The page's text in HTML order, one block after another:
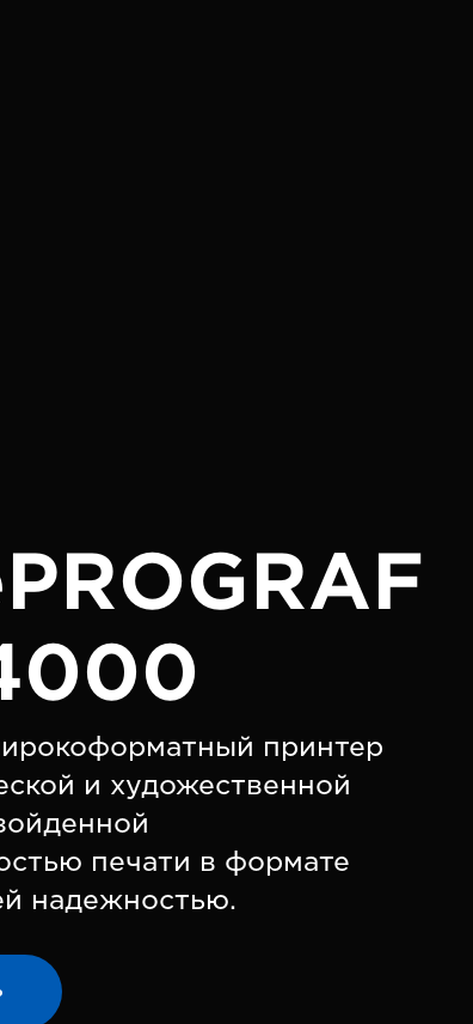
принтер
и художественной
печати в формате
надежностью.